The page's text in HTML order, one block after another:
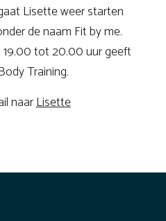
Lisette weer starten
de naam Fit by me.
tot 20.00 uur geeft
Training.
naarLisette